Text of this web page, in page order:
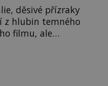
děsivé přízraky
z hlubin temného
filmu, ale
lesů, které
světě. Lidé